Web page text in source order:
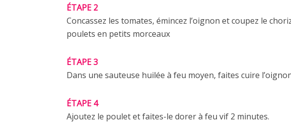
ÉTAPE 2
Concassez les tomates, émincez l’oignon et coupez le
poulets en petits morceaux
ÉTAPE 3
Dans une sauteuse huilée à feu moyen, faites cuire
ÉTAPE 4
Ajoutez le poulet et faites-le dorer à feu vif 2 minutes.